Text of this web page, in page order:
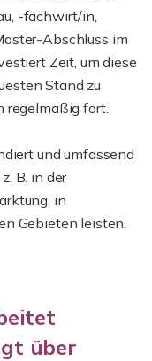
-fachwirt/in,
Abschluss im
Zeit, um diese
Stand zu
regelmäßig fort.
und umfassend
z. B. in der
in
Gebieten leisten.
über